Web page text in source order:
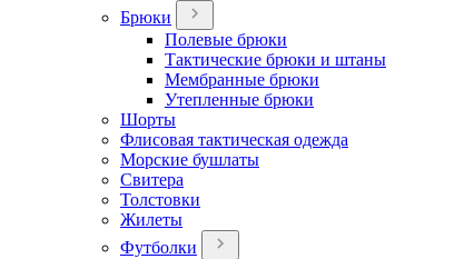
Брюки
Полевые брюки
Тактические брюки и штаны
Мембранные брюки
Утепленные брюки
Шорты
Флисовая тактическая одежда
Морские бушлаты
Свитера
Толстовки
Жилеты
Футболки